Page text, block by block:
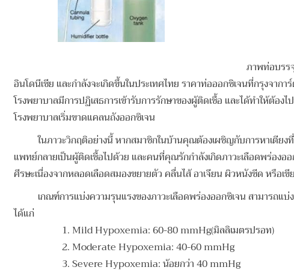
ภาพท่อบรรจุก๊
อินโดนีเซีย และกำลังจะเกิดขึ้นในประเทศไทย ราคาท่อออกซิเจนที่กรุงจา
โรงพยาบาลมีการปฏิเสธการเข้ารับการรักษาของผู้ติดเชื้อ และได้ทำให้ต้อ
โรงพยาบาลเริ่มขาดแคลนถังออกซิเจน
ในภาวะวิกฤติอย่างนี้ หากสมาชิกในบ้านคุณต้องเผชิญกับการหาเตีย
แพทย์กลายเป็นผู้ติดเชื้อไปด้วย และคนที่คุณรักกำลังเกิดภาวะเลือดพร่องอ
ศีรษะเนื่องจากหลอดเลือดสมองขยายตัว คลื่นไส้ อาเจียน ผิวหนังซีด หรือ
เกณฑ์การแบ่งความรุนแรงของภาวะเลือดพร่องออกซิเจน สามาร
ได้แก่
1. Mild Hypoxemia: 60-80 mmHg(มิลลิเมตรปรอท)
2. Moderate Hypoxemia: 40-60 mmHg
3.Severe Hypoxemia: น้อยกว่า 40 mmHg